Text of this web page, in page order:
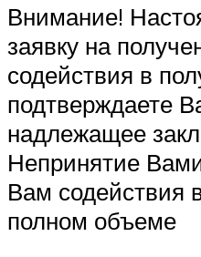
Внимание!
заявку на
содействия в
подтверждаете
надлежащее
Непринятие
Вам содействия
полном объеме